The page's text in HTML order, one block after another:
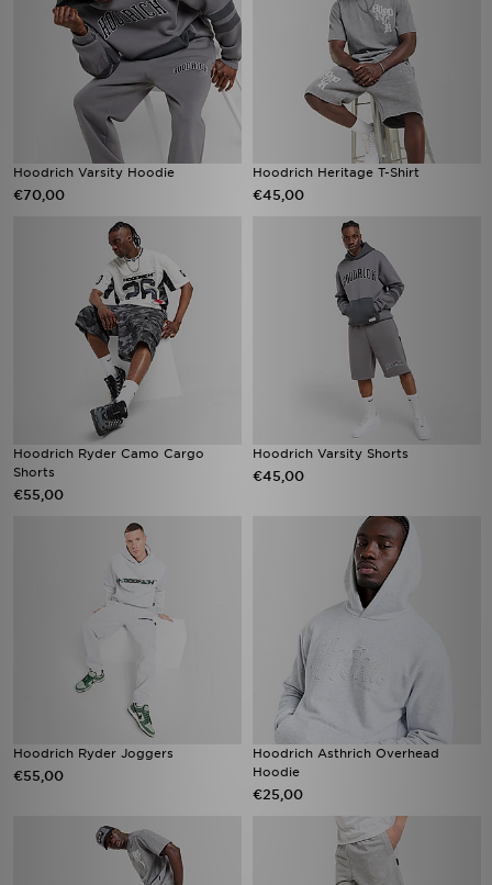
Hoodrich Varsity Hoodie
€70,00
Hoodrich Heritage T-Shirt
€45,00
Hoodrich Ryder Camo Cargo
Shorts
€55,00
Hoodrich Varsity Shorts
€45,00
Hoodrich Ryder Joggers
€55,00
Hoodrich Asthrich Overhead
Hoodie
€25,00